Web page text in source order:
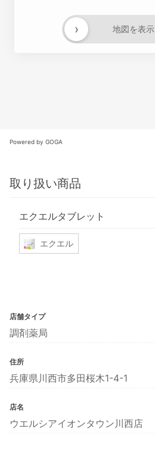
地図を表示
›
Powered by GOGA
取り扱い商品
エクエルタブレット
エクエル
店舗タイプ
調剤薬局
住所
兵庫県川西市多田桜木1-4-1
店名
ウエルシアイオンタウン川西店